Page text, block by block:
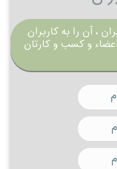
، آن را به کاربران
و کسب و کارتان